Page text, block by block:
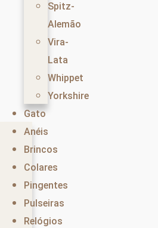
Spitz-
Alemão
Vira-
Lata
Whippet
Yorkshire
Gato
Anéis
Brincos
Colares
Pingentes
Pulseiras
Relógios